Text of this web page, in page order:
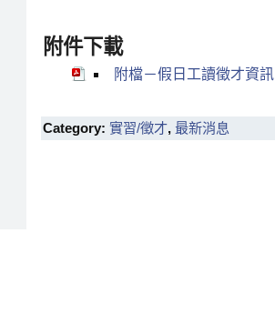
附件下載
附檔－假日工讀徵才資訊
Category: 實習/徵才, 最新消息